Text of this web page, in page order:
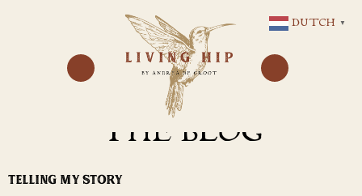
NAAR
DE
INHOUD
THE BLOG
TELLING MY STORY
DUTCH ▼